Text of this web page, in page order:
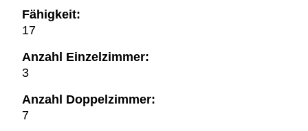
Fähigkeit:
17
Anzahl Einzelzimmer:
3
Anzahl Doppelzimmer:
7